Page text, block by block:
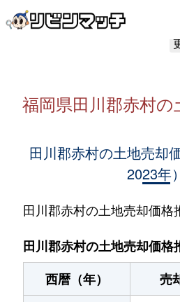
福岡県田川郡赤村の
田川郡赤村の土地売却
2023年）
田川郡赤村の土地売却価格
田川郡赤村の土地売却価格
西暦（年）
売